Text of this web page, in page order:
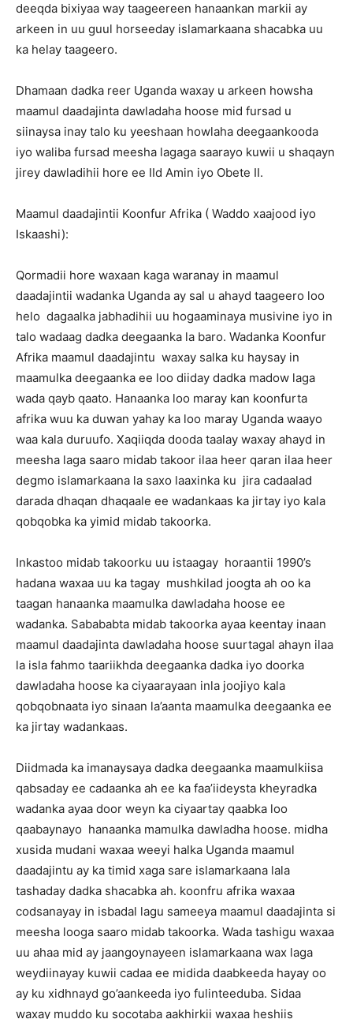
deeqda bixiyaa way taageereen hanaankan markii ay
arkeen in uu guul horseeday islamarkaana shacabka uu
ka helay taageero.
Dhamaan dadka reer Uganda waxay u arkeen howsha
maamul daadajinta dawladaha hoose mid fursad u
siinaysa inay talo ku yeeshaan howlaha deegaankooda
iyo waliba fursad meesha lagaga saarayo kuwii u shaqayn
jirey dawladihii hore ee IId Amin iyo Obete II.
Maamul daadajintii Koonfur Afrika ( Waddo xaajood iyo
Iskaashi):
Qormadii hore waxaan kaga waranay in maamul
daadajintii wadanka Uganda ay sal u ahayd taageero loo
helo dagaalka jabhadihii uu hogaaminaya musivine iyo in
talo wadaag dadka deegaanka la baro. Wadanka Koonfur
Afrika maamul daadajintu waxay salka ku haysay in
maamulka deegaanka ee loo diiday dadka madow laga
wada qayb qaato. Hanaanka loo maray kan koonfurta
afrika wuu ka duwan yahay ka loo maray Uganda waayo
waa kala duruufo. Xaqiiqda dooda taalay waxay ahayd in
meesha laga saaro midab takoor ilaa heer qaran ilaa heer
degmo islamarkaana la saxo laaxinka ku jira cadaalad
darada dhaqan dhaqaale ee wadankaas ka jirtay iyo kala
qobqobka ka yimid midab takoorka.
Inkastoo midab takoorku uu istaagay horaantii 1990’s
hadana waxaa uu ka tagay mushkilad joogta ah oo ka
taagan hanaanka maamulka dawladaha hoose ee
wadanka. Sabababta midab takoorka ayaa keentay inaan
maamul daadajinta dawladaha hoose suurtagal ahayn ilaa
la isla fahmo taariikhda deegaanka dadka iyo doorka
dawladaha hoose ka ciyaarayaan inla joojiyo kala
qobqobnaata iyo sinaan la’aanta maamulka deegaanka ee
ka jirtay wadankaas.
Diidmada ka imanaysaya dadka deegaanka maamulkiisa
qabsaday ee cadaanka ah ee ka faa’iideysta kheyradka
wadanka ayaa door weyn ka ciyaartay qaabka loo
qaabaynayo hanaanka mamulka dawladha hoose. midha
xusida mudani waxaa weeyi halka Uganda maamul
daadajintu ay ka timid xaga sare islamarkaana lala
tashaday dadka shacabka ah. koonfru afrika waxaa
codsanayay in isbadal lagu sameeya maamul daadajinta si
meesha looga saaro midab takoorka. Wada tashigu waxaa
uu ahaa mid ay jaangoynayeen islamarkaana wax laga
weydiinayay kuwii cadaa ee midida daabkeeda hayay oo
ay ku xidhnayd go’aankeeda iyo fulinteeduba. Sidaa
waxay muddo ku socotaba aakhirkii waxaa heshiis